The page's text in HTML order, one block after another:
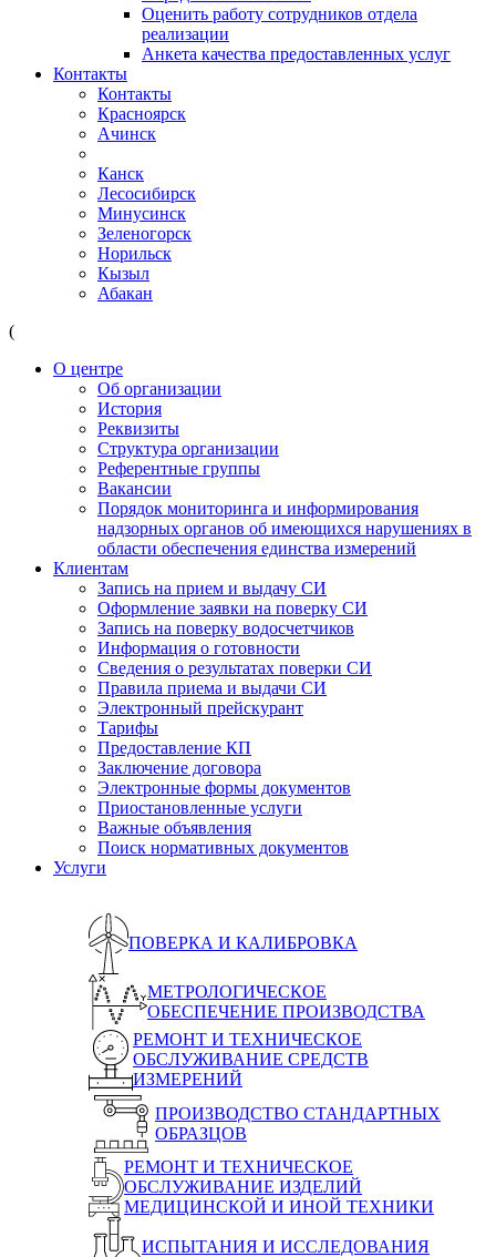
Оценить работу сотрудников отдела
реализации
Анкета качества предоставленных услуг
Контакты
Контакты
Красноярск
Ачинск
Канск
Лесосибирск
Минусинск
Зеленогорск
Норильск
Кызыл
Абакан
(
О центре
Об организации
История
Реквизиты
Структура организации
Референтные группы
Вакансии
Порядок мониторинга и информирования
надзорных органов об имеющихся нарушениях в
области обеспечения единства измерений
Клиентам
Запись на прием и выдачу СИ
Оформление заявки на поверку СИ
Запись на поверку водосчетчиков
Информация о готовности
Сведения о результатах поверки СИ
Правила приема и выдачи СИ
Электронный прейскурант
Тарифы
Предоставление КП
Заключение договора
Электронные формы документов
Приостановленные услуги
Важные объявления
Поиск нормативных документов
Услуги
ПОВЕРКА И КАЛИБРОВКА
МЕТРОЛОГИЧЕСКОЕ
ОБЕСПЕЧЕНИЕ ПРОИЗВОДСТВА
РЕМОНТ И ТЕХНИЧЕСКОЕ
ОБСЛУЖИВАНИЕ СРЕДСТВ
ИЗМЕРЕНИЙ
ПРОИЗВОДСТВО СТАНДАРТНЫХ
ОБРАЗЦОВ
РЕМОНТ И ТЕХНИЧЕСКОЕ
ОБСЛУЖИВАНИЕ ИЗДЕЛИЙ
МЕДИЦИНСКОЙ И ИНОЙ ТЕХНИКИ
ИСПЫТАНИЯ И ИССЛЕДОВАНИЯ